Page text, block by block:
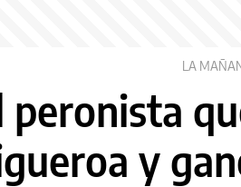
LA
peronista
y